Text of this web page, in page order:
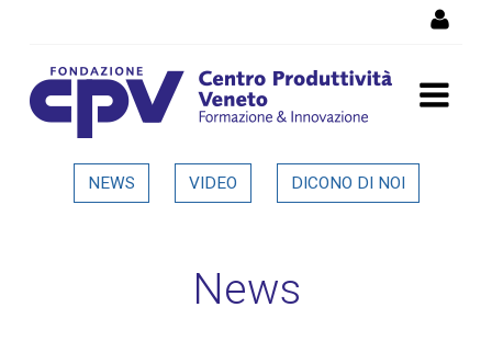
Emergenza Coronavirus -
NEWS VIDEO DICONO DI NOI
News